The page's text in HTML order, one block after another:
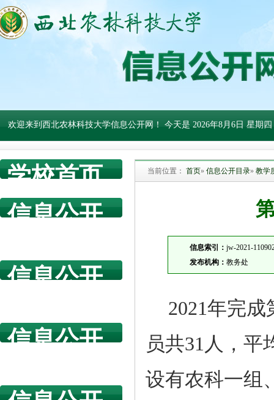
欢迎来到西北农林科技大学信息公开网！ 今天是 2026年8月6日 星期四
学校首页
信息公开
信息公开
信息公开
当前位置： 首页» 信息公开目录» 教学
信息索引：jw-2021-
发布机构：教务处
2021年完
员共31人，平
设有农科一组